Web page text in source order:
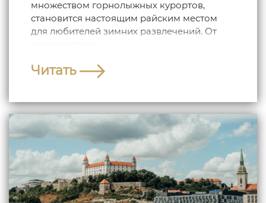
множеством горнолыжных курортов,
становится настоящим райским местом
для любителей зимних развлечений. От
Читать